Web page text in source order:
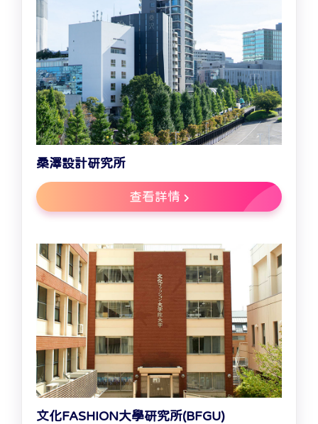
桑澤設計研究所
查看詳情
文化FASHION大學研究所(BFGU)